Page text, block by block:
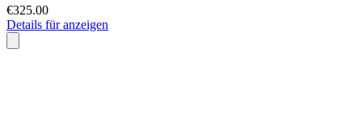
€325.00
Details für anzeigen